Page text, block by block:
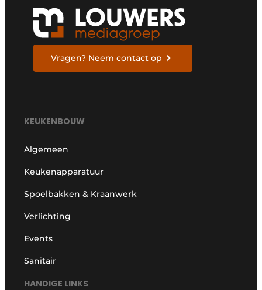
Vragen? Neem contact op
KEUKENBOUW
Algemeen
Keukenapparatuur
Spoelbakken & Kraanwerk
Verlichting
Events
Sanitair
HANDIGE LINKS